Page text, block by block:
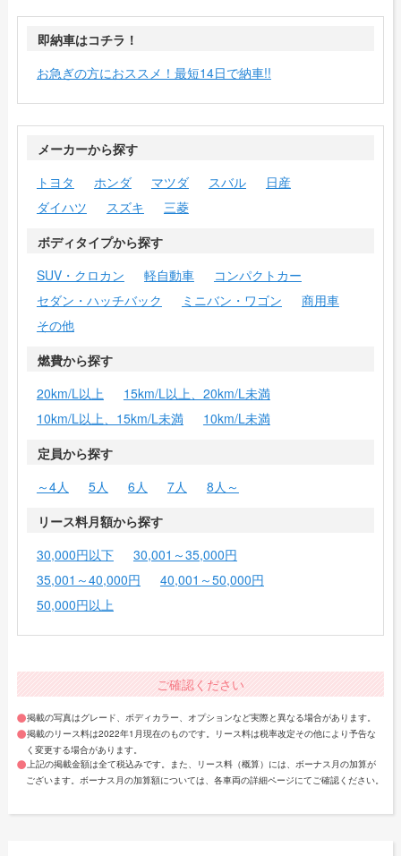
即納車はコチラ！
お急ぎの方におススメ！最短14日で納車!!
メーカーから探す
トヨタ
ホンダ マツダ スバル
日産
ダイハツ
スズキ
三菱
ボディタイプから探す
SUV・クロカン
軽自動車
コンパクトカー
セダン・ハッチバック
ミニバン・ワゴン
商用車
その他
燃費から探す
20km/L以上
15km/L以上、20km/L未満
10km/L以上、15km/L未満
10km/L未満
定員から探す
～4人
5人 6人 7人
8人～
リース料月額から探す
30,000円以下
30,001～35,000円
35,001～40,000円
40,001～50,000円
50,000円以上
ご確認ください
掲載の写真はグレード、ボディカラー、オプションなど実際と異なる場合があります。
掲載のリース料は2022年1月現在のものです。リース料は税率改定その他により予告な
く変更する場合があります。
上記の掲載金額は全て税込みです。また、リース料（概算）には、ボーナス月の加算が
ございます。ボーナス月の加算額については、各車両の詳細ページにてご確認ください。